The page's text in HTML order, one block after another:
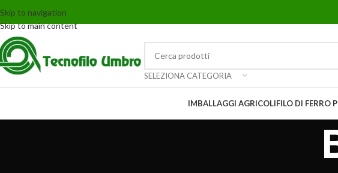
Skip to navigation
Skip to main content
SELEZIONA CATEGORIA
IMBALLAGGI AGRICOLIFILO DI FERRO